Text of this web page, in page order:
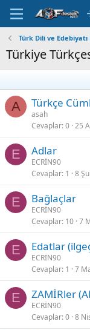
Türk Dili ve
Türkiye
A Türkçe
asah
Cevaplar 0 25
E Adlar
ECRİN90
Cevaplar 1 8
E Bağlaçlar
ECRİN90
Cevaplar 10 7
E Edatlar
ECRİN90
Cevaplar 1 7
E ZAMİRler
ECRİN90
Cevaplar 0 8